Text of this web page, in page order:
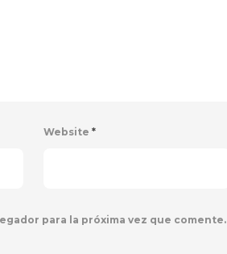
Website*
para la próxima vez que comente.